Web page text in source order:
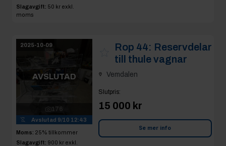
Slagavgift: 50 kr exkl.
moms
2025-10-09
AVSLUTAD
176
Avslutad 9/10 12:43
Moms: 25% tillkommer
Slagavgift: 900 kr exkl.
Rop 44: Reservdelar
till thule vagnar
Vemdalen
Slutpris:
15 000 kr
Se mer info